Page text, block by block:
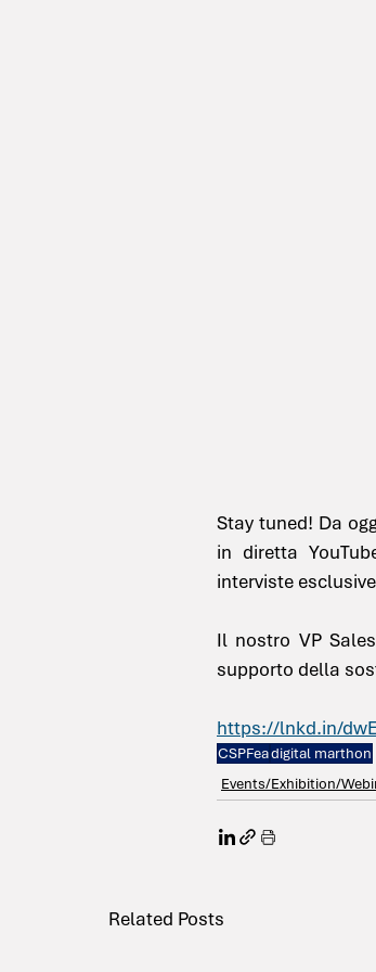
Stay tuned! Da
in diretta
interviste
Il nostro VP Sales
supporto della
https://lnkd.in/
CSPFeadigital marthon
Events/Exhibition/
Related Posts